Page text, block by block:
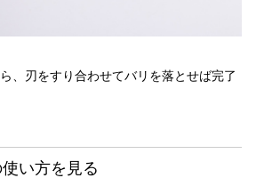
、刃をすり合わせてバリを落とせば完了
い方を見る